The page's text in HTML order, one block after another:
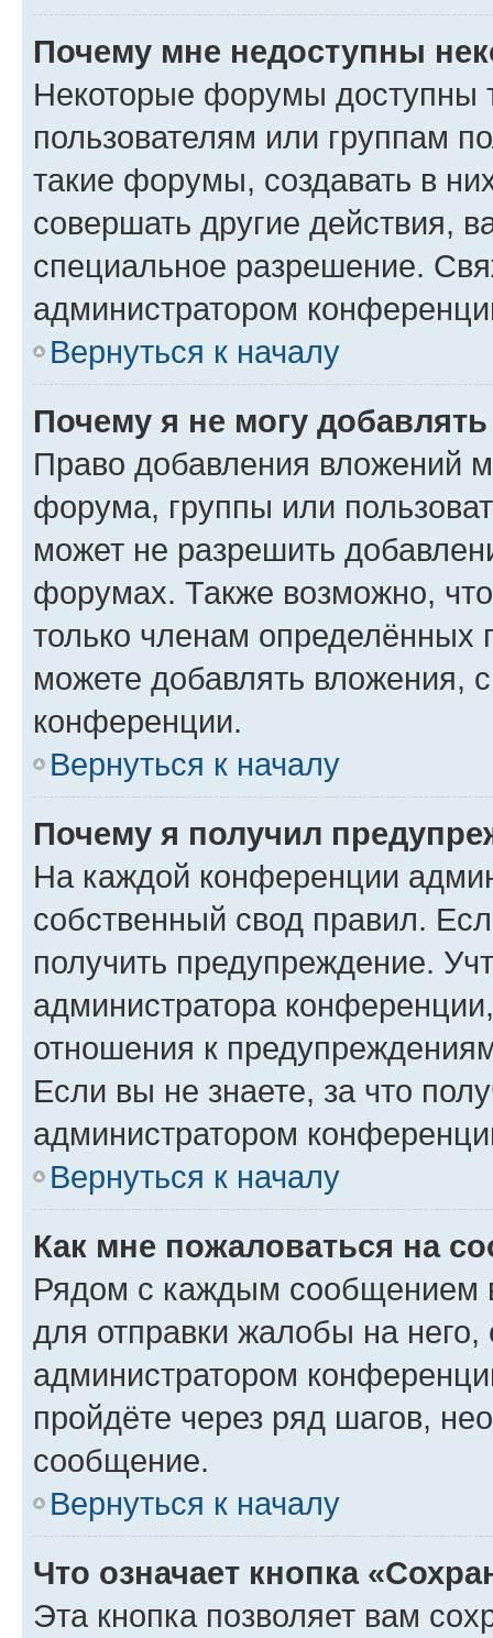
Почему мне недоступны
Некоторые форумы доступны
пользователям или группам
такие форумы, создавать в
совершать другие действия,
специальное разрешение.
администратором
Вернуться к началу
Почему я не могу
Право добавления вложений
форума, группы или
может не разрешить
форумах. Также возможно,
только членам определённых
можете добавлять вложения,
конференции.
Вернуться к началу
Почему я получил
На каждой конференции
собственный свод правил.
получить предупреждение.
администратора
отношения к
Если вы не знаете, за что
администратором
Вернуться к началу
Как мне пожаловаться на
Рядом с каждым сообщением
для отправки жалобы на
администратором
пройдёте через ряд шагов,
сообщение.
Вернуться к началу
Что означает кнопка
Эта кнопка позволяет вам